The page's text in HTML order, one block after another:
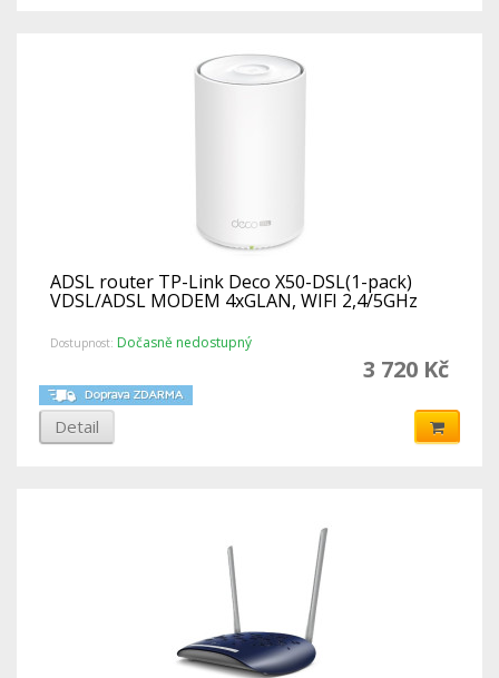
ADSL router TP-Link Deco X50-DSL(1-pack)
VDSL/ADSL MODEM 4xGLAN, WIFI 2,4/5GHz
Dostupnost: Dočasně nedostupný
3 720 Kč
Detail